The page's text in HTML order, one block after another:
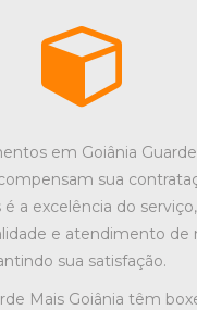
em Goiânia
sua
é a excelência do
e atendimento de
sua satisfação.
Mais Goiânia têm